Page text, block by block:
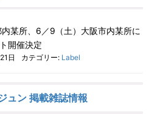
某所、6／9（土）大阪市内某所に
開催決定
日 カテゴリー: Label
ュン 掲載雑誌情報